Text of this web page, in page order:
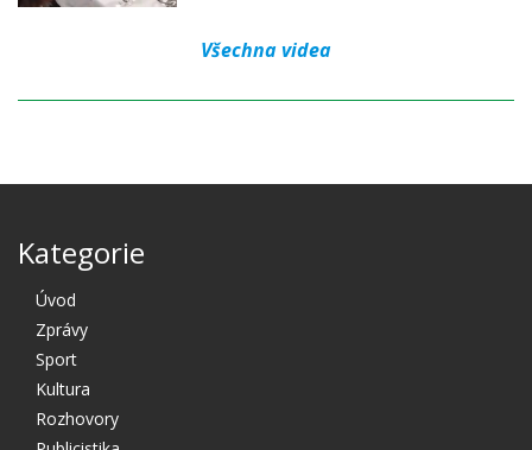
Všechna videa
Kategorie
Úvod
Zprávy
Sport
Kultura
Rozhovory